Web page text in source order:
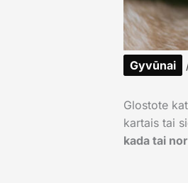
Gyvūnai
Glostote
kartais tai
kada tai